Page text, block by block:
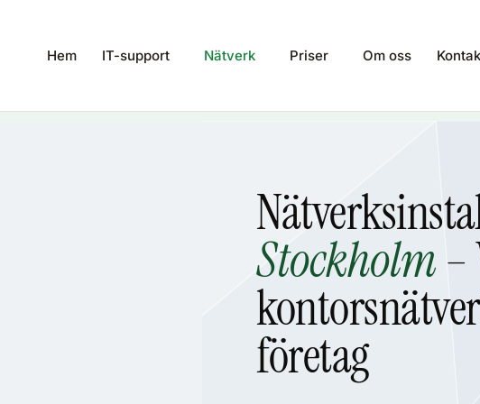
Hem IT-support Nätverk Priser Om oss
Stockholm–
företag